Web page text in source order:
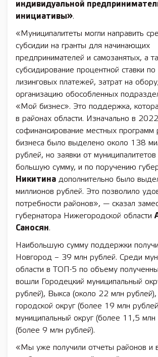
индивидуальной
инициативы».
«Муниципалитеты могли направить
субсидии на гранты для начинающих
предпринимателей и самозанятых, а
субсидирование процентной ставки
лизинговых платежей, затрат на
организацию обособленных
«Мой бизнес». Это поддержка,
в районах области. Изначально в
софинансирование местных программ
бизнеса было выделено около 138
рублей, но заявки от муниципалитетов
большую сумму, и по поручению
Никитина дополнительно было
миллионов рублей. Это позволило
потребности районов», — сказал
губернатора Нижегородской области
Саносян.
Наибольшую сумму поддержки
Новгород – 39 млн рублей. Среди
области в ТОП-5 по объему
вошли Городецкий муниципальный
рублей), Выкса (около 22 млн рублей),
городской округ (более 19 млн
муниципальный округ (более 11,5
(более 9 млн рублей).
«Мы уже получили отчеты районов и